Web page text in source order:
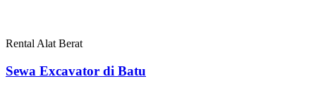
Rental Alat Berat
Sewa Excavator di Batu